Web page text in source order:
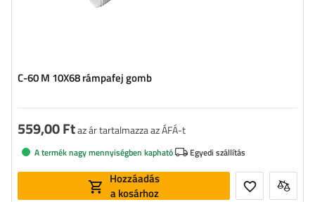
C-60 M 10X68 rámpafej gomb
559,00 Ftaz ár tartalmazza az ÁFÁ-t
A termék nagy mennyiségben kapható Egyedi szállítás
Hozzáadás
a kosárhoz